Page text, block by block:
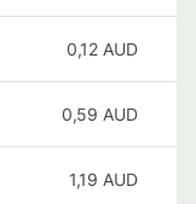
0,12 AUD
0,59 AUD
1,19 AUD